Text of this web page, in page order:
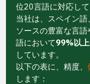
位20言語に対応して
当社は、スペイン
ソースの豊富な言
語において99%以
しています。
以下の表に、精度、
します：